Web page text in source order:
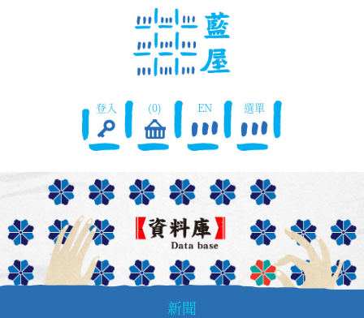
登入 (0) EN 選單
新聞